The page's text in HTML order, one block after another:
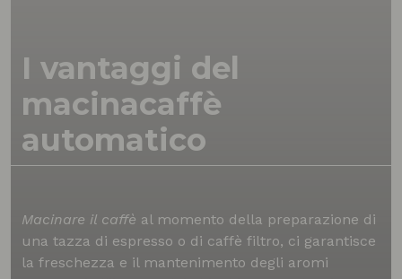
I vantaggi del
macinacaffè
automatico
Macinare il caffè al momento della preparazione di
una tazza di espresso o di caffè filtro, ci garantisce
la freschezza e il mantenimento degli aromi